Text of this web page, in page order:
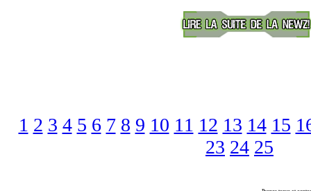
1 2 3 4 5 6 7 8 9 10 11 12 13 14 15
23 24 25